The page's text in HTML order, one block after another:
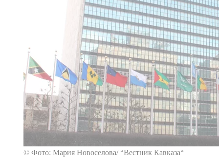
© Фото: Мария Новоселова/ “Вестник Кавказа“